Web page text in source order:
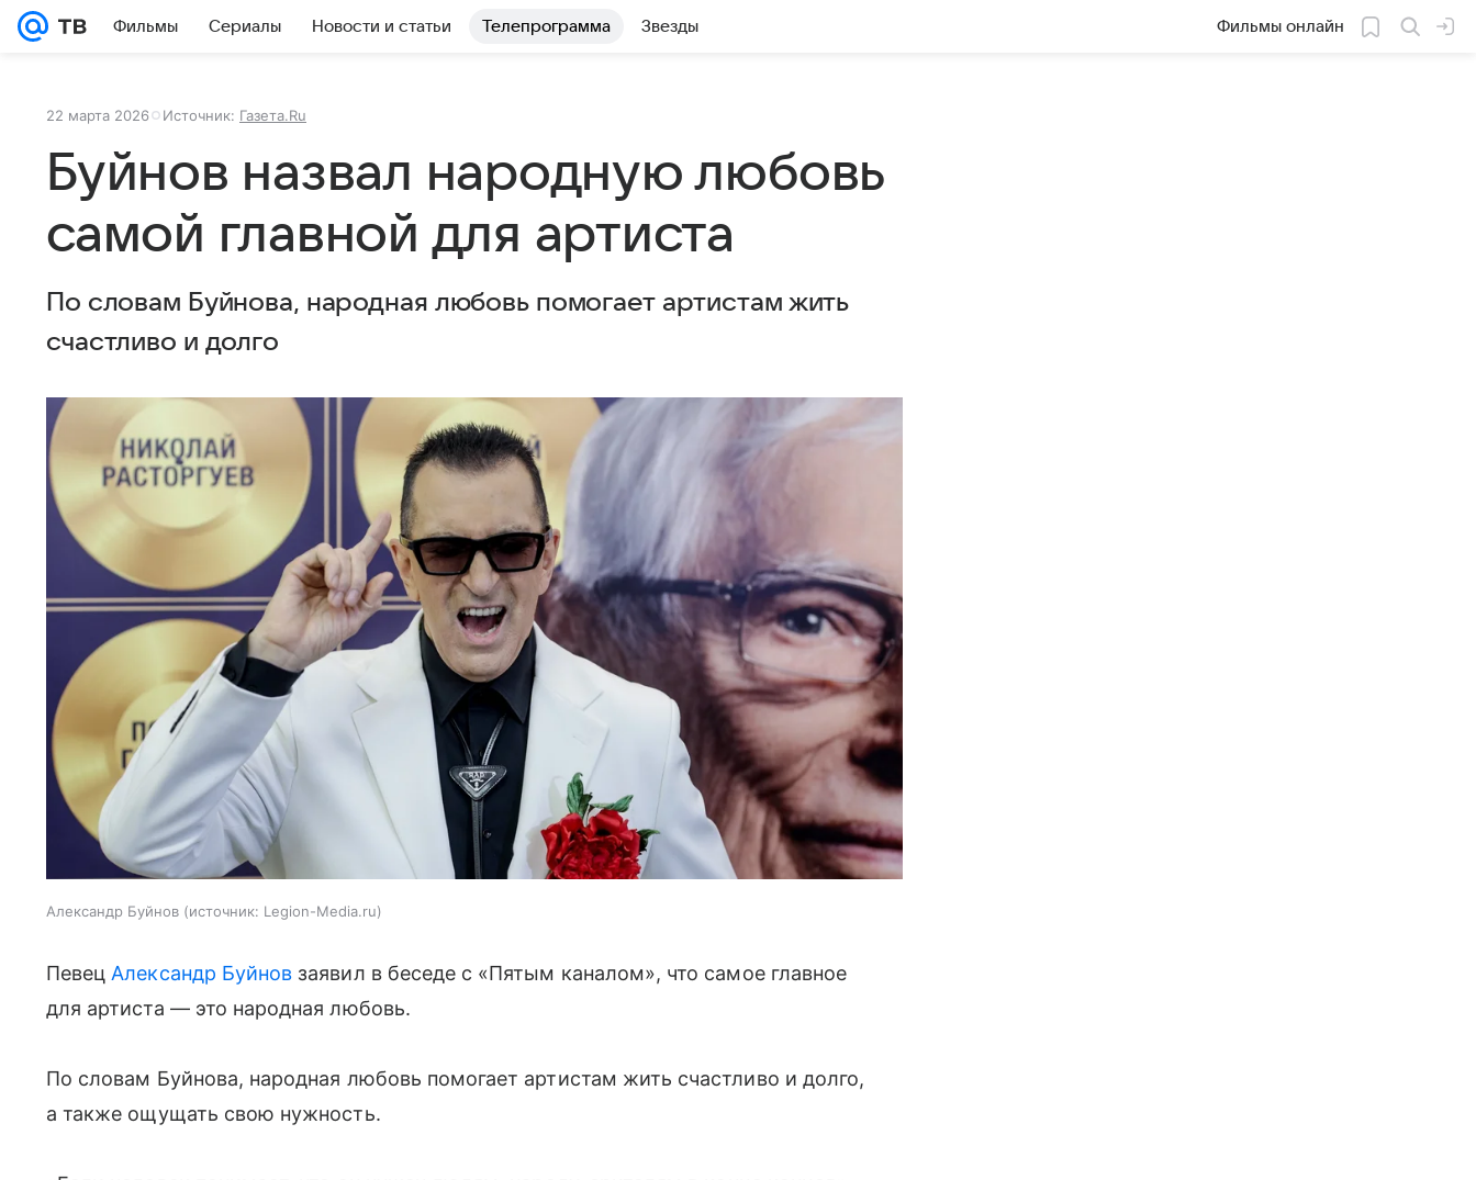
Фильмы Сериалы Новости и статьи Телепрограмма Звезды Фильмы онлайн
22 марта 2026 Источник: Газета.Ru
Буйнов назвал народную любовь
самой главной для артиста
По словам Буйнова, народная любовь помогает артистам жить
счастливо и долго
Александр Буйнов источник: Legion-Media.ru
Певец Александр Буйнов заявил в беседе с «Пятым каналом», что самое главное
для артиста — это народная любовь.
По словам Буйнова, народная любовь помогает артистам жить счастливо и долго,
а также ощущать свою нужность.